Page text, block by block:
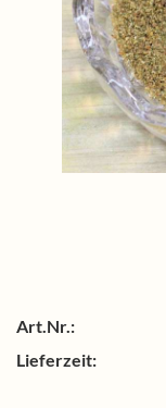
Art.Nr.:
Lieferzeit: